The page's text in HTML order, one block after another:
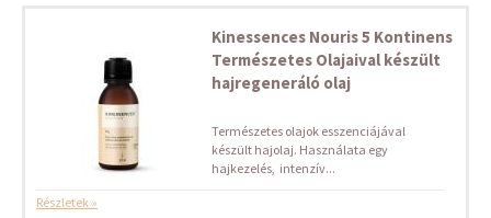
Kinessences Nouris 5 Kontinens
Természetes Olajaival készült
hajregeneráló olaj
Természetes olajok esszenciájával
készült hajolaj. Használata egy
hajkezelés, intenzív...
Részletek »